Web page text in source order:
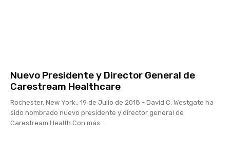
Nuevo Presidente y Director General de
Carestream Healthcare
Rochester, New York., 19 de Julio de 2018 - David C. Westgate ha
sido nombrado nuevo presidente y director general de
Carestream Health.Con más...